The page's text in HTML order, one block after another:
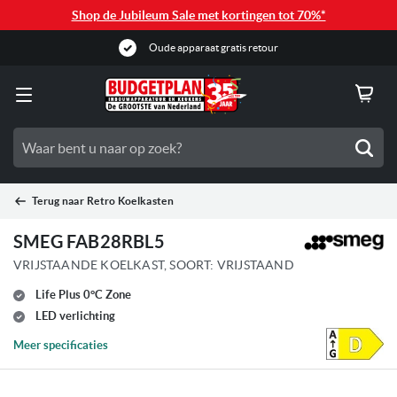
Shop de Jubileum Sale met kortingen tot 70%*
Oude apparaat gratis retour
Terug naar Retro Koelkasten
SMEG FAB28RBL5
VRIJSTAANDE KOELKAST, SOORT: VRIJSTAAND
Life Plus 0°C Zone
LED verlichting
Meer specificaties